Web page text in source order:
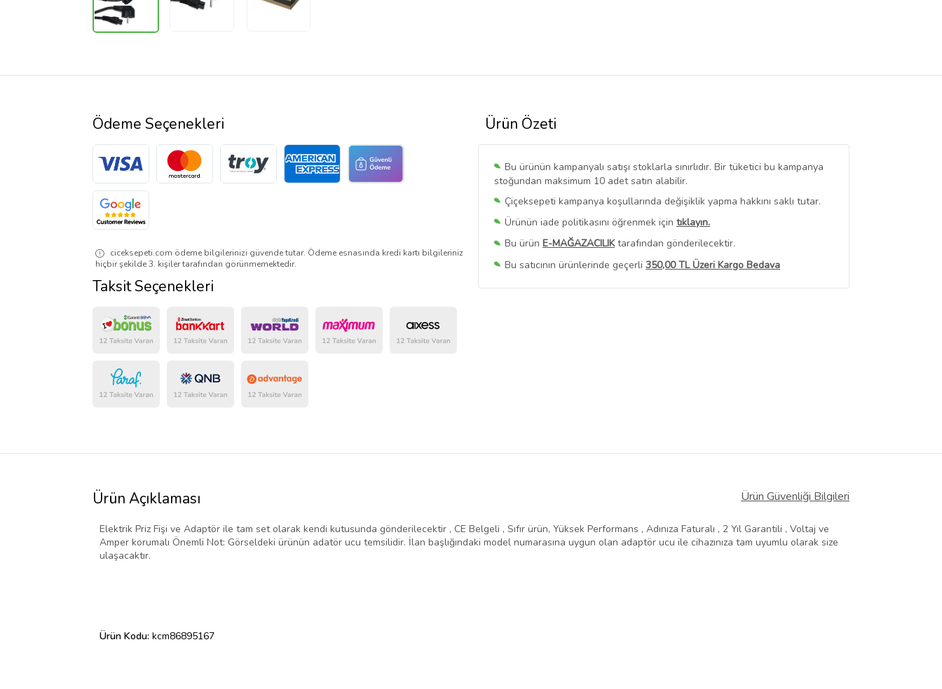
Ürün Özeti
Bu ürünün kampanyalı satışı stoklarla sınırlıdır. Bir tüketici bu kampanya
stoğundan maksimum 10 adet satın alabilir.
Çiçeksepeti kampanya koşullarında değişiklik yapma hakkını saklı tutar.
Ürünün iade politikasını öğrenmek için tıklayın.
Bu ürün E-MAĞAZACILIKtarafından gönderilecektir.
Bu satıcının ürünlerinde geçerli 350,00 TL Üzeri Kargo Bedava
Bu SatıcınınTüm Ürünlerini Görüntüle
Ödeme Seçenekleri
ciceksepeti.com ödeme bilgilerinizi güvende tutar. Ödeme esnasında kredi kartı bilgileriniz
hiçbir şekilde 3. kişiler tarafından görünmemektedir.
Taksit Seçenekleri
Ürün Açıklaması Ürün Güvenliği Bilgileri
Elektrik Priz Fişi ve Adaptör ile tam set olarak kendi kutusunda gönderilecektir , CE Belgeli , Sıfır ürün, Yüksek Performans , Adınıza Faturalı , 2 Yıl Garantili , Voltaj ve
Amper korumalı Önemli Not: Görseldeki ürünün adatör ucu temsilidir. İlan başlığındaki model numarasına uygun olan adaptör ucu ile cihazınıza tam uyumlu olarak size
ulaşacaktır.
Ürün Kodu: kcm86895167